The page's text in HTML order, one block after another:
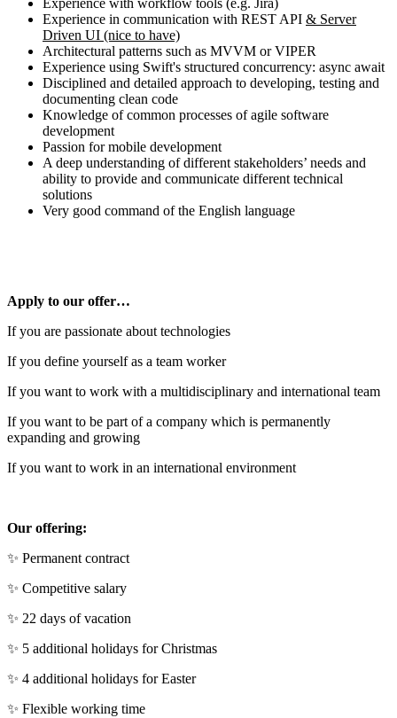
Experience with workflow tools (e.g. Jira)
Experience in communication with REST API & Server
Driven UI (nice to have)
Architectural patterns such as MVVM or VIPER
Experience using Swift's structured concurrency: async await
Disciplined and detailed approach to developing, testing and
documenting clean code
Knowledge of common processes of agile software
development
Passion for mobile development
A deep understanding of different stakeholders’ needs and
ability to provide and communicate different technical
solutions
Very good command of the English language
Apply to our offer…
If you are passionate about technologies
If you define yourself as a team worker
If you want to work with a multidisciplinary and international team
If you want to be part of a company which is permanently
expanding and growing
If you want to work in an international environment
Our offering:
✨ Permanent contract
✨ Competitive salary
✨ 22 days of vacation
✨ 5 additional holidays for Christmas
✨ 4 additional holidays for Easter
✨ Flexible working time